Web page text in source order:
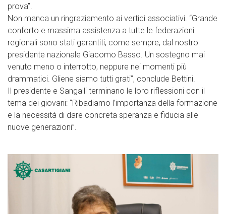
prova”.
Non manca un ringraziamento ai vertici associativi. “Grande
conforto e massima assistenza a tutte le federazioni
regionali sono stati garantiti, come sempre, dal nostro
presidente nazionale Giacomo Basso. Un sostegno mai
venuto meno o interrotto, neppure nei momenti più
drammatici. Gliene siamo tutti grati”, conclude Bettini.
Il presidente e Sangalli terminano le loro riflessioni con il
tema dei giovani: “Ribadiamo l’importanza della formazione
e la necessità di dare concreta speranza e fiducia alle
nuove generazioni”.